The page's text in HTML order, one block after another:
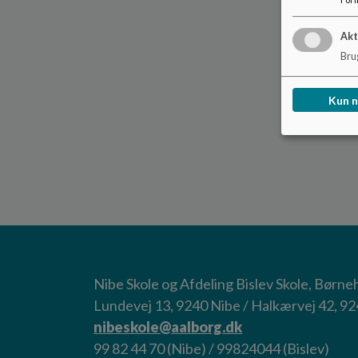
Nibe Skole og Afdeling Bislev Skole,
Lundevej 13, 9240 Nibe / Halkærvej 42,
nibeskole@aalborg.dk
99 82 44 70 (Nibe) / 99824044 (Bislev)
Kun